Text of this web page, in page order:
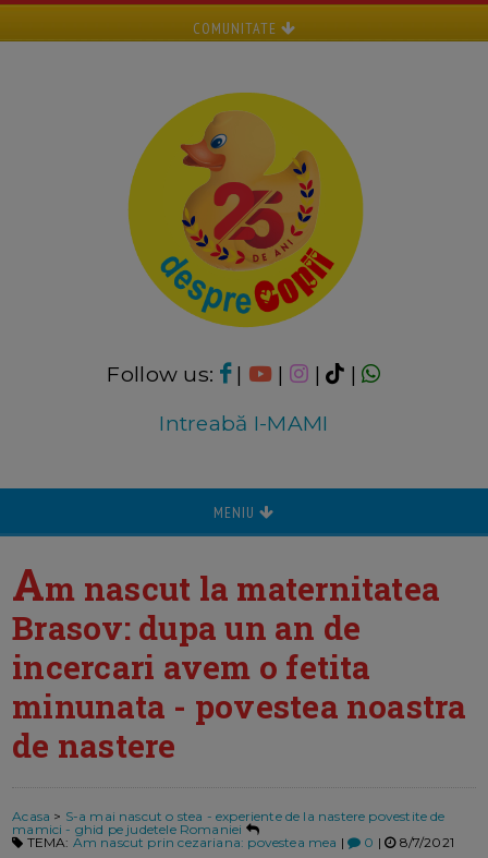
COMUNITATE
Follow us: | | |
|
Intreabă I-MAMI
MENIU
Am nascut la maternitatea
Brasov: dupa un an de
incercari avem o fetita
minunata - povestea noastra
de nastere
Acasa > S-a mai nascut o stea - experiente de la nastere povestite de
mamici - ghid pe judetele Romaniei
TEMA: Am nascut prin cezariana: povestea mea | 0 | 8/7/2021